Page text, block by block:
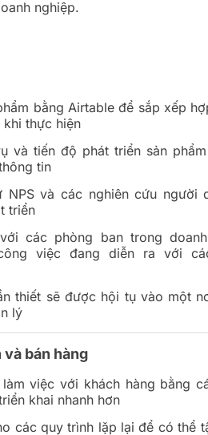
nghiệp.
bằng Airtable để sắp xếp
thực hiện
và tiến độ phát triển sản
tin
NPS và các nghiên cứu người
triển
các phòng ban trong
việc đang diễn ra với
thiết sẽ được hội tụ vào một
lý
bán hàng
việc với khách hàng bằng
khai nhanh hơn
các quy trình lặp lại để có thể